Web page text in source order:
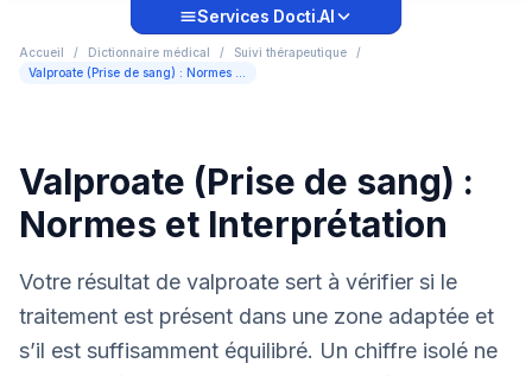
Services Docti.AI
Accueil / Dictionnaire médical / Suivi thérapeutique
/
Valproate (Prise de sang) :
Normes et Interprétation
Votre résultat de valproate sert à vérifier si le
traitement est présent dans une zone adaptée et
s’il est suffisamment équilibré. Un chiffre isolé ne